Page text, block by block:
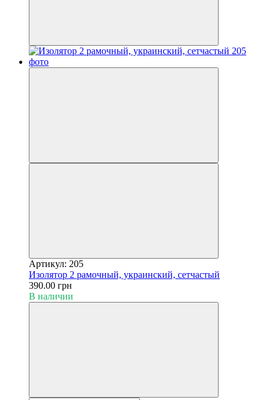
Артикул: 205
Изолятор 2 рамочный, украинский, сетчастый
390.00 грн
В наличии